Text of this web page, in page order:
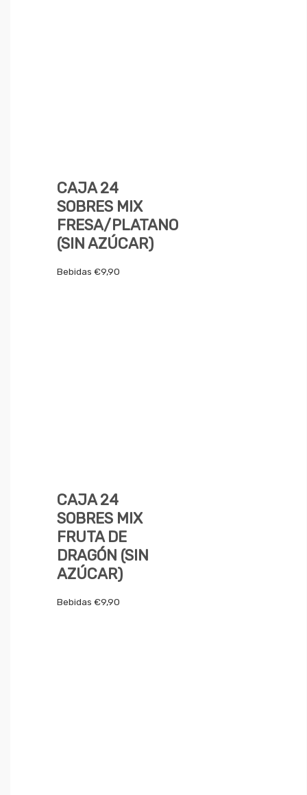
CAJA 24
SOBRES MIX
FRESA/PLATANO
(SIN AZÚCAR)
Bebidas €9,90
CAJA 24
SOBRES MIX
FRUTA DE
DRAGÓN (SIN
AZÚCAR)
Bebidas €9,90